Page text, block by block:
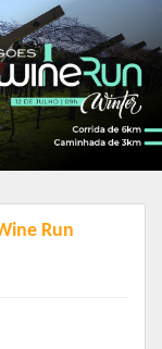
Run